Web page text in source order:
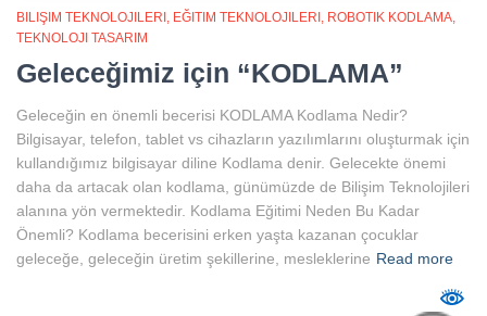
BILIŞIM TEKNOLOJILERI EĞITIM TEKNOLOJILERI ROBOTIK KODLAMA
TEKNOLOJI TASARIM
Geleceğimiz için “KODLAMA”
Geleceğin en önemli becerisi KODLAMA Kodlama Nedir?
Bilgisayar, telefon, tablet vs cihazların yazılımlarını oluşturmak için
kullandığımız bilgisayar diline Kodlama denir. Gelecekte önemi
daha da artacak olan kodlama, günümüzde de Bilişim Teknolojileri
alanına yön vermektedir. Kodlama Eğitimi Neden Bu Kadar
Önemli? Kodlama becerisini erken yaşta kazanan çocuklar
geleceğe, geleceğin üretim şekillerine, mesleklerine Read more